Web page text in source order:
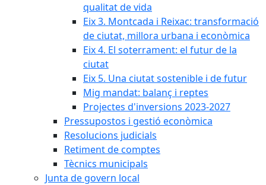
qualitat de vida
Eix 3. Montcada i Reixac: transformació
de ciutat, millora urbana i econòmica
Eix 4. El soterrament: el futur de la
ciutat
Eix 5. Una ciutat sostenible i de futur
Mig mandat: balanç i reptes
Projectes d'inversions 2023-2027
Pressupostos i gestió econòmica
Resolucions judicials
Retiment de comptes
Tècnics municipals
Junta de govern local